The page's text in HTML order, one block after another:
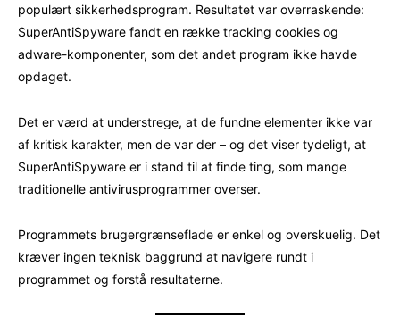
populært sikkerhedsprogram. Resultatet var overraskende:
SuperAntiSpyware fandt en række tracking cookies og
adware-komponenter, som det andet program ikke havde
opdaget.
Det er værd at understrege, at de fundne elementer ikke var
af kritisk karakter, men de var der – og det viser tydeligt, at
SuperAntiSpyware er i stand til at finde ting, som mange
traditionelle antivirusprogrammer overser.
Programmets brugergrænseflade er enkel og overskuelig. Det
kræver ingen teknisk baggrund at navigere rundt i
programmet og forstå resultaterne.